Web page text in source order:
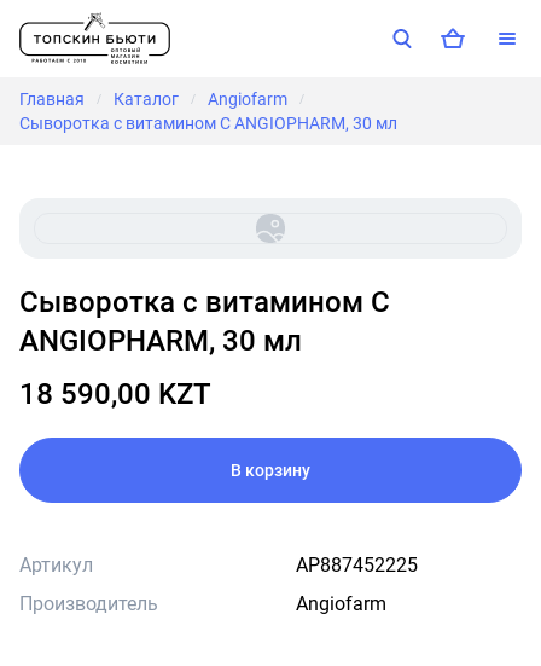
Главная / Каталог / Angiofarm /
Сыворотка с витамином С ANGIOPHARM, 30 мл
Сыворотка с витамином С
ANGIOPHARM, 30 мл
18 590,00 KZT
В корзину
Артикул
AP887452225
Производитель
Angiofarm